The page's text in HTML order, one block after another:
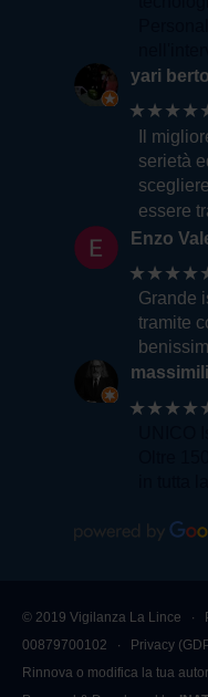
yari
Il
serietà
essere
Enzo
Grande
tramite
© 2019 Vigilanza La Lince ∙
00879700102 ∙ Privacy
Rinnova o modifica la tua